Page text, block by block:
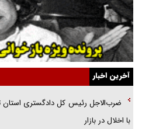
نسلی که آنلاین الگو می‌گیرد
گفت‌وگو با آیت‌الله جاودان/ جفای
ارتقا می‌داد
راننده مست به قانون می‌خندد
همه آقای دوربینی شده‌ایم!
آخرین اخبار
ضرب‌الاجل رئیس کل دادگستری استان
با اخلال در بازار